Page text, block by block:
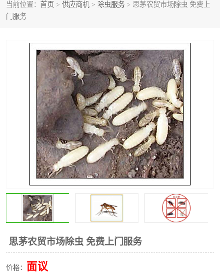
当前位置： 首页 > 供应商机 > 除虫服务 > 思茅农贸市场除虫 免费上
门服务
思茅农贸市场除虫 免费上门服务
价格： 面议
昆明灭老鼠 昆明灭蟑螂
昆明消毒公司 昆明白蚁防治
昆明灭红火蚁公司 昆明驱蛇公司
昆明除虫除蚁